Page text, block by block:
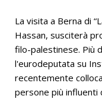
La visita a Berna di
Hassan, susciterà
filo-palestinese. Più
l'eurodeputata su
recentemente
persone più influenti